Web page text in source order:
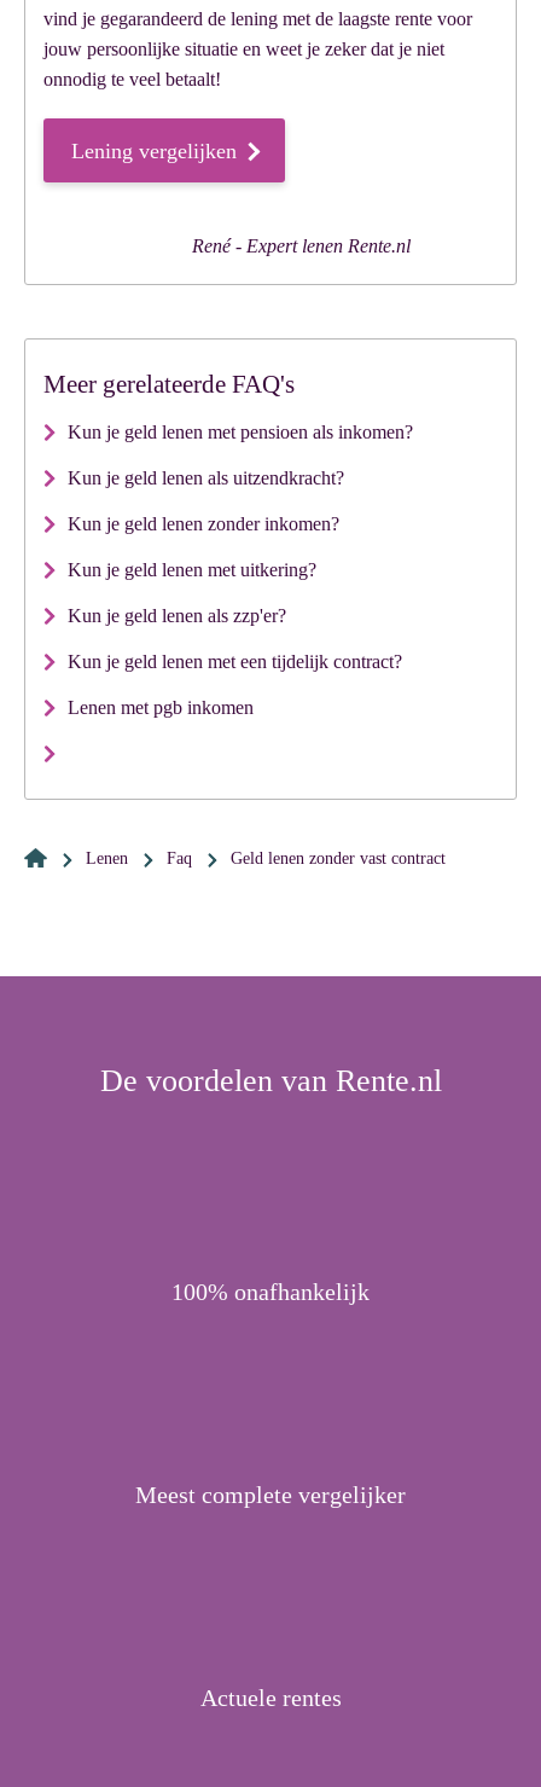
vind je gegarandeerd de lening met de laagste rente voor
jouw persoonlijke situatie en weet je zeker dat je niet
onnodig te veel betaalt!
Lening vergelijken
Meer gerelateerde FAQ's
Kun je geld lenen met pensioen als inkomen?
Kun je geld lenen als uitzendkracht?
Kun je geld lenen zonder inkomen?
Kun je geld lenen met uitkering?
Kun je geld lenen als zzp'er?
Kun je geld lenen met een tijdelijk contract?
Lenen met pgb inkomen
Lenen Faq geld lenen zonder vast contract
De voordelen van Rente.nl
100% onafhankelijk
Meest complete vergelijker
Actuele rentes